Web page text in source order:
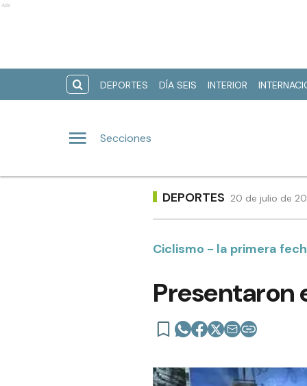
Ads
DEPORTES DÍA SEIS INTERIOR
Secciones
DEPORTES 20 de julio de
Ciclismo - la primera
Presentaron